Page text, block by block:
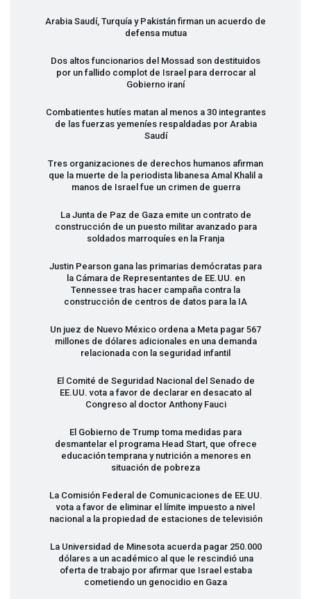
Arabia Saudí, Turquía y Pakistán firman un acuerdo de
defensa mutua
Dos altos funcionarios del Mossad son destituidos
por un fallido complot de Israel para derrocar al
Gobierno iraní
Combatientes hutíes matan al menos a 30 integrantes
de las fuerzas yemeníes respaldadas por Arabia
Saudí
Tres organizaciones de derechos humanos afirman
que la muerte de la periodista libanesa Amal Khalil a
manos de Israel fue un crimen de guerra
La Junta de Paz de Gaza emite un contrato de
construcción de un puesto militar avanzado para
soldados marroquíes en la Franja
Justin Pearson gana las primarias demócratas para
la Cámara de Representantes de EE.UU. en
Tennessee tras hacer campaña contra la
construcción de centros de datos para la IA
Un juez de Nuevo México ordena a Meta pagar 567
millones de dólares adicionales en una demanda
relacionada con la seguridad infantil
El Comité de Seguridad Nacional del Senado de
EE.UU. vota a favor de declarar en desacato al
Congreso al doctor Anthony Fauci
El Gobierno de Trump toma medidas para
desmantelar el programa Head Start, que ofrece
educación temprana y nutrición a menores en
situación de pobreza
La Comisión Federal de Comunicaciones de EE.UU.
vota a favor de eliminar el límite impuesto a nivel
nacional a la propiedad de estaciones de televisión
La Universidad de Minesota acuerda pagar 250.000
dólares a un académico al que le rescindió una
oferta de trabajo por afirmar que Israel estaba
cometiendo un genocidio en Gaza